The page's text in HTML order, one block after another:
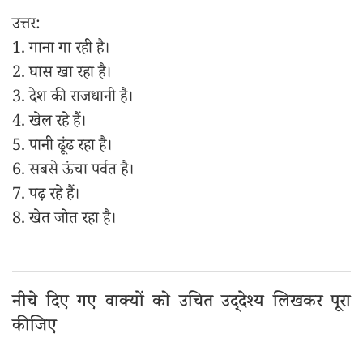
उत्तर:
1. गाना गा रही है।
2. घास खा रहा है।
3. देश की राजधानी है।
4. खेल रहे हैं।
5. पानी ढूंढ रहा है।
6. सबसे ऊंचा पर्वत है।
7. पढ़ रहे हैं।
8. खेत जोत रहा है।
नीचे दिए गए वाक्यों को उचित उद्‌देश्य लिखकर पूरा
कीजिए